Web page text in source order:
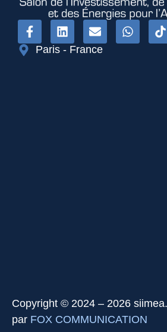
Paris - France
Copyright © 2024 – 2026
par FOX COMMUNICATION